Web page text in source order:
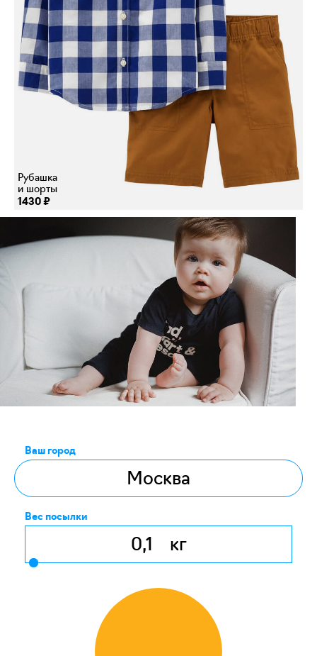
Рубашка
и шорты
1430 ₽
Ваш город
Вес посылки
кг